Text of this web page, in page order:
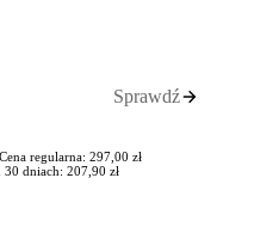
Sprawdź
Cena regularna: 297,00 zł
30 dniach: 207,90 zł